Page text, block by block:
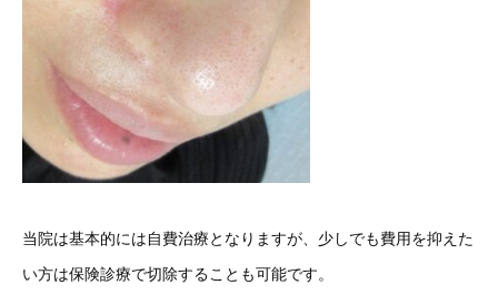
当院は基本的には自費治療となりますが、少しでも費用を抑えた
い方は保険診療で切除することも可能です。